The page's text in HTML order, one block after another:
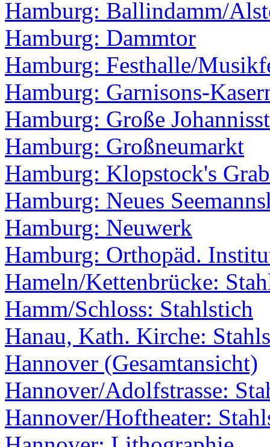
Hamburg: Ballindamm/
Hamburg: Dammtor
Hamburg: Festhalle/
Hamburg: Garnisons-
Hamburg: Große
Hamburg: Großneumarkt
Hamburg: Klopstock's Grab
Hamburg: Neues
Hamburg: Neuwerk
Hamburg: Orthopäd.
Hameln/Kettenbrücke:
Hamm/Schloss: Stahlstich
Hanau, Kath. Kirche:
Hannover (Gesamtansicht)
Hannover/Adolfstrasse:
Hannover/Hoftheater: